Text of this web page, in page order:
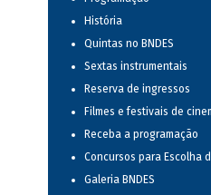
História
Quintas no BNDES
Sextas instrumentais
Reserva de ingressos
Filmes e festivais de
Receba a programação
Concursos para Escolha
Galeria BNDES